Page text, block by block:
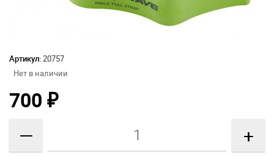
Артикул:20757
Нет в наличии
700 ₽
— +